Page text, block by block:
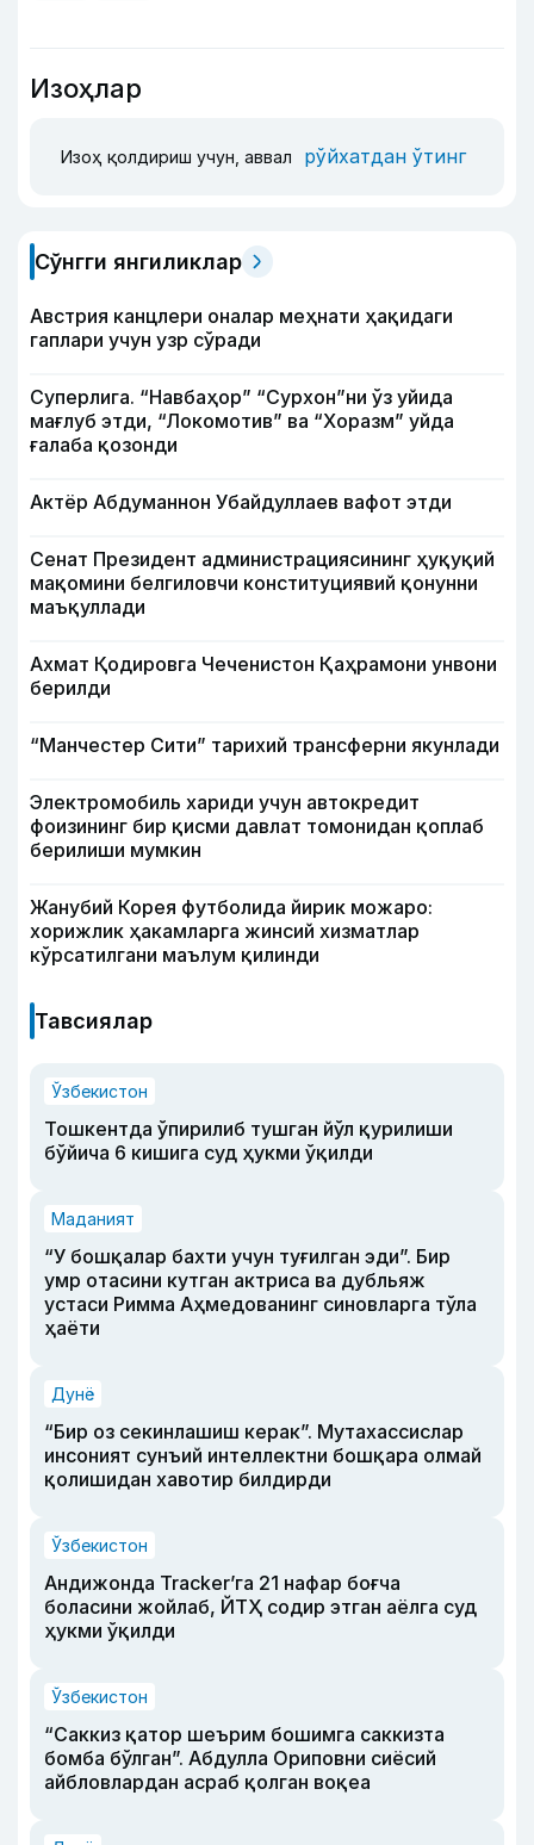
Изоҳлар
Изоҳ қолдириш учун, аввал рўйхатдан ўтинг
Сўнгги янгиликлар
Австрия канцлери оналар меҳнати ҳақидаги
гаплари учун узр сўради
Суперлига. “Навбаҳор” “Сурхон”ни ўз уйида
мағлуб этди, “Локомотив” ва “Хоразм” уйда
ғалаба қозонди
Актёр Абду­маннон Убайдуллаев вафот этди
Сенат Президент администрациясининг ҳуқуқий
мақомини белгиловчи конституциявий қонунни
маъқуллади
Ахмат Қодировга Чеченистон Қаҳрамони унвони
берилди
“Манчестер Сити” тарихий трансферни якунлади
Электромобиль хариди учун автокредит
фоизининг бир қисми давлат томонидан қоплаб
берилиши мумкин
Жанубий Корея футболида йирик можаро:
хорижлик ҳакамларга жинсий хизматлар
кўрсатилгани маълум қилинди
Тавсиялар
Ўзбекистон
Тошкентда ўпирилиб тушган йўл қурилиши
бўйича 6 кишига суд ҳукми ўқилди
Маданият
“У бошқалар бахти учун туғилган эди”. Бир
умр отасини кутган актриса ва дубльяж
устаси Римма Аҳмедованинг синовларга тўла
ҳаёти
Дунё
“Бир оз секинлашиш керак”. Мутахассислар
инсоният сунъий интеллектни бошқара олмай
қолишидан хавотир билдирди
Ўзбекистон
Андижонда Tracker’га 21 нафар боғча
боласини жойлаб, ЙТҲ содир этган аёлга суд
ҳукми ўқилди
Ўзбекистон
“Саккиз қатор шеърим бошимга саккизта
бомба бўлган”. Абдулла Ориповни сиёсий
айбловлардан асраб қолган воқеа